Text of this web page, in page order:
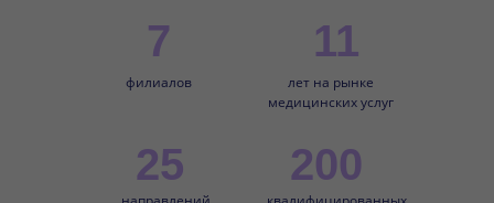
11
7
200
25
филиалов
лет на рынке
медицинских услуг